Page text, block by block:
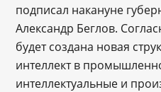
подписал накануне
Александр Беглов.
будет создана новая
интеллект в
интеллектуальные и